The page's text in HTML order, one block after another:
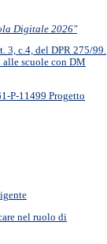
Digitale 2026"
3, c.4, del DPR 275/99.
scuole con DM
P-11499 Progetto
nel ruolo di